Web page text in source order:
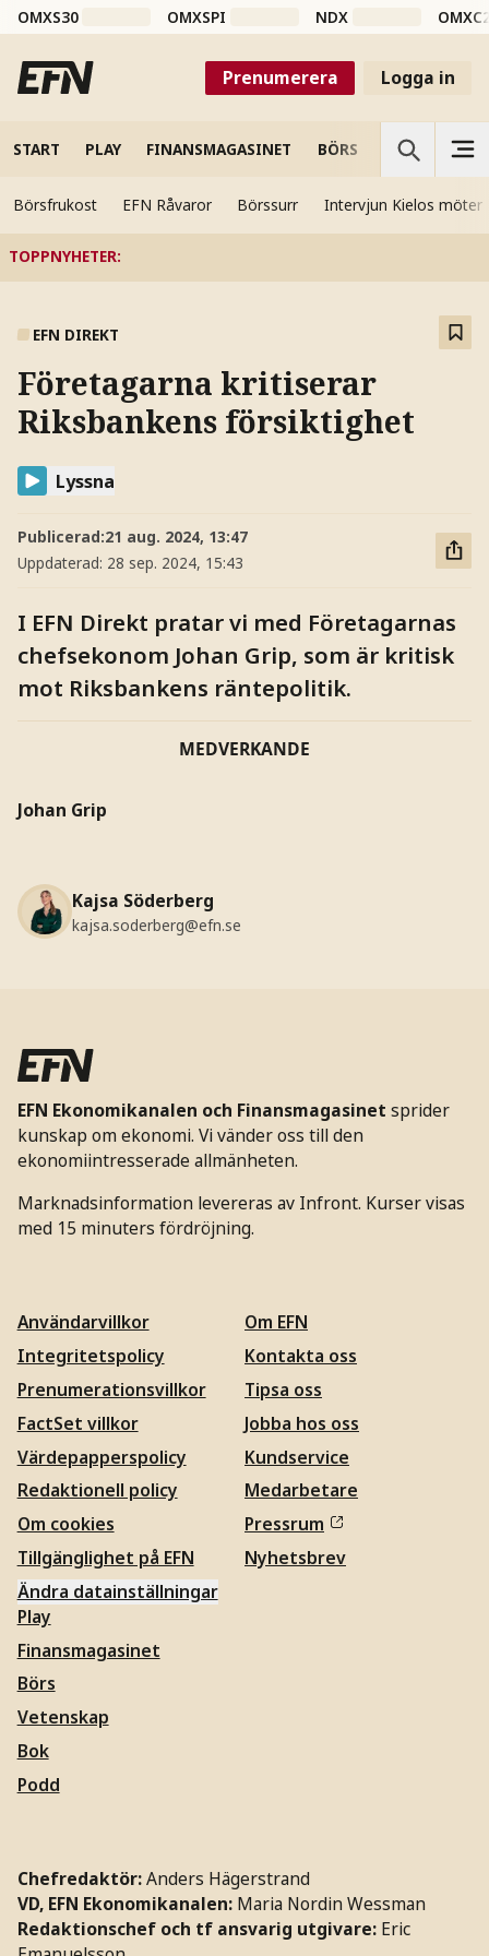
OMXS30 OMXSPI NDX
Prenumerera Logga in
START PLAY FINANSMAGASINET BÖRS VETENSKAP
Börsfrukost EFN Råvaror Börssurr Intervjun Kielos möter
TOPPNYHETER:
EFN DIREKT
Företagarna kritiserar
Riksbankens försiktighet
Lyssna
Publicerad:21 aug. 2024, 13:47
Uppdaterad: 28 sep. 2024, 15:43
I EFN Direkt pratar vi med Företagarnas
chefsekonom Johan Grip, som är kritisk
mot Riksbankens räntepolitik.
MEDVERKANDE
Johan Grip
Kajsa Söderberg
kajsa.soderberg@efn.se
EFN Ekonomikanalen och Finansmagasinet sprider
kunskap om ekonomi. Vi vänder oss till den
ekonomiintresserade allmänheten.
Marknadsinformation levereras av Infront. Kurser visas
med 15 minuters fördröjning.
Användarvillkor
Integritetspolicy
Prenumerationsvillkor
FactSet villkor
Värdepapperspolicy
Redaktionell policy
Om cookies
Tillgänglighet på EFN
Ändra datainställningar
Om EFN
Kontakta oss
Tipsa oss
Jobba hos oss
Kundservice
Medarbetare
Pressrum
Nyhetsbrev
Play
Finansmagasinet
Börs
Vetenskap
Bok
Podd
Chefredaktör:Anders Hägerstrand
VD, EFN Ekonomikanalen: Maria Nordin Wessman
Redaktionschef och tf ansvarig utgivare: Eric